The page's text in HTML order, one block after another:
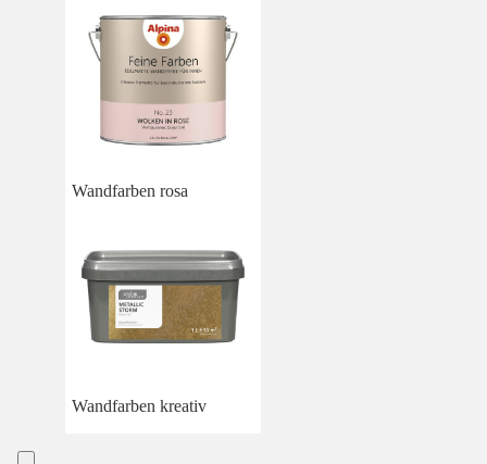
Wandfarben rosa
Wandfarben kreativ